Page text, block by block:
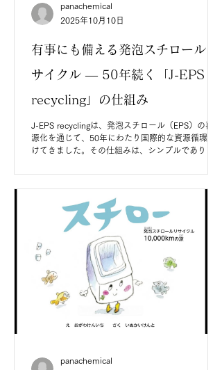
有事にも備える発泡スチロールリ
サイクル ― 50年続く「J-EPS
recycling」の仕組み
J-EPS recyclingは、発泡スチロール（EPS）の再資
源化を通じて、50年にわたり国際的な資源循環を続
けてきました。その仕組みは、シンプルでありなが
魚箱などが大量に発生する現場に、専用の処理機を
設置します。...
panachemical
2025年10月10日
panachemical